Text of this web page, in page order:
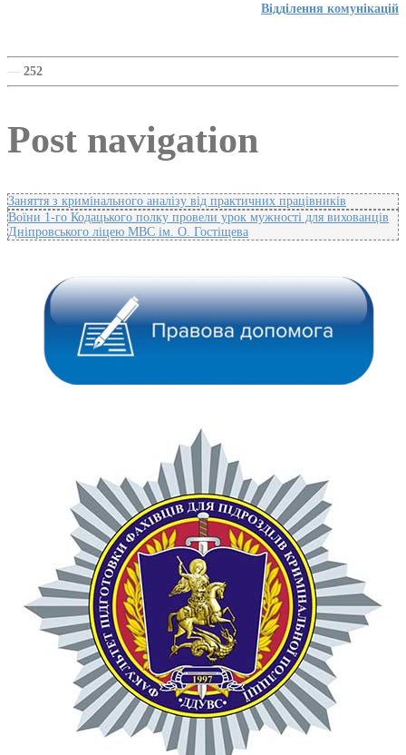
Відділення комунікацій
— 252
Post navigation
Заняття з кримінального аналізу від практичних працівників
Воїни 1-го Кодацького полку провели урок мужності для вихованців
Дніпровського ліцею МВС ім. О. Гостіщева